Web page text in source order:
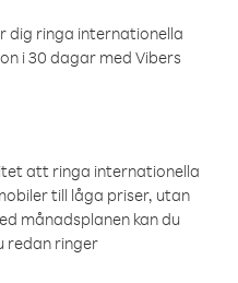
dig ringa internationella
i 30 dagar med Vibers
att ringa internationella
till låga priser, utan
månadsplanen kan du
redan ringer